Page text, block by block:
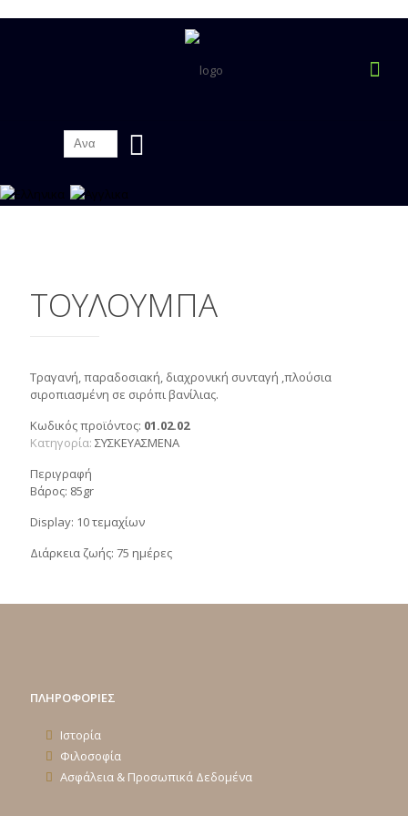
ΤΟΥΛΟΥΜΠΑ
Τραγανή, παραδοσιακή, διαχρονική συνταγή ,πλούσια
σιροπιασμένη σε σιρόπι βανίλιας.
Κωδικός προϊόντος: 01.02.02
Κατηγορία: ΣΥΣΚΕΥΑΣΜΕΝΑ
Περιγραφή
Βάρος: 85gr
Display: 10 τεμαχίων
Διάρκεια ζωής: 75 ημέρες
ΠΛΗΡΟΦΟΡΙΕΣ
Ιστορία
Φιλοσοφία
Ασφάλεια & Προσωπικά Δεδομένα